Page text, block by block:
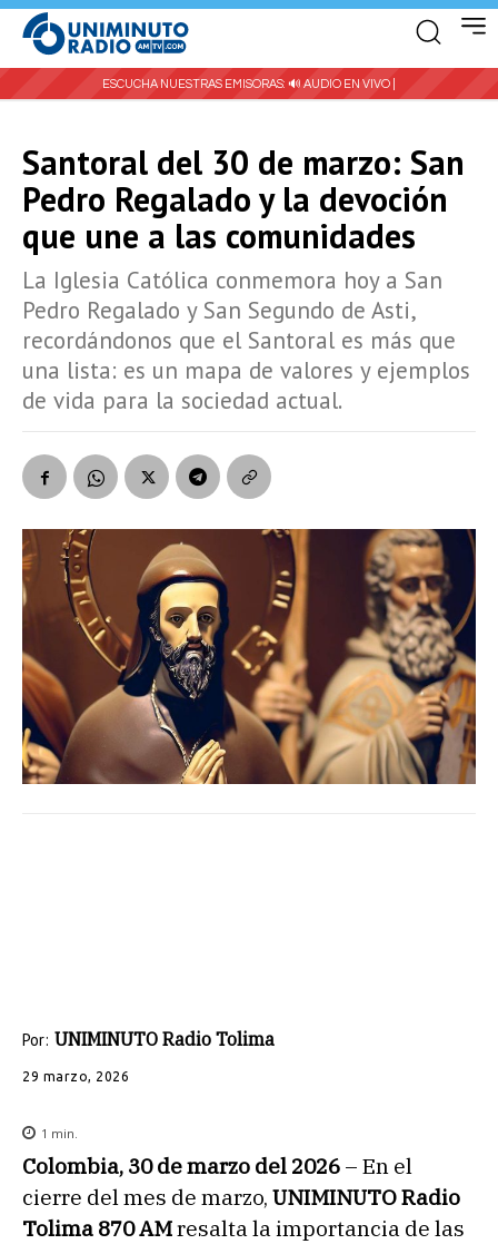
ESCUCHA NUESTRAS EMISORAS: 🔊 AUDIO EN VIVO |
Santoral del 30 de marzo: San
Pedro Regalado y la devoción
que une a las comunidades
La Iglesia Católica conmemora hoy a San
Pedro Regalado y San Segundo de Asti,
recordándonos que el Santoral es más que
una lista: es un mapa de valores y ejemplos
de vida para la sociedad actual.
Por: UNIMINUTO Radio Tolima
29 marzo, 2026
1 min.
Colombia, 30 de marzo del 2026 – En el
cierre del mes de marzo, UNIMINUTO Radio
Tolima 870 AMresalta la importancia de las